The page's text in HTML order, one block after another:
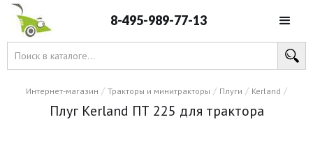
8-495-989-77-13
Интернет-магазин / Тракторы и минитракторы / Плуги / Kerland /
Плуг Kerland ПТ 225 для трактора